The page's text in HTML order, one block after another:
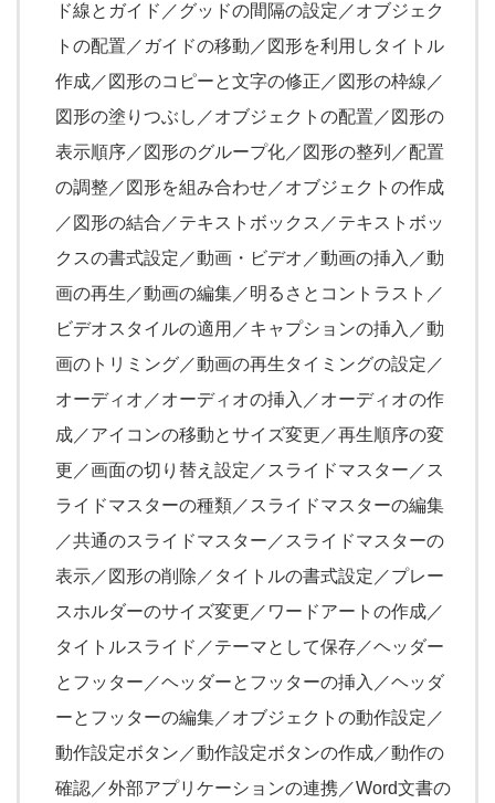
ド線とガイド／グッドの間隔の設定／オブジェク
トの配置／ガイドの移動／図形を利用しタイトル
作成／図形のコピーと文字の修正／図形の枠線／
図形の塗りつぶし／オブジェクトの配置／図形の
表示順序／図形のグループ化／図形の整列／配置
の調整／図形を組み合わせ／オブジェクトの作成
／図形の結合／テキストボックス／テキストボッ
クスの書式設定／動画・ビデオ／動画の挿入／動
画の再生／動画の編集／明るさとコントラスト／
ビデオスタイルの適用／キャプションの挿入／動
画のトリミング／動画の再生タイミングの設定／
オーディオ／オーディオの挿入／オーディオの作
成／アイコンの移動とサイズ変更／再生順序の変
更／画面の切り替え設定／スライドマスター／ス
ライドマスターの種類／スライドマスターの編集
／共通のスライドマスター／スライドマスターの
表示／図形の削除／タイトルの書式設定／プレー
スホルダーのサイズ変更／ワードアートの作成／
タイトルスライド／テーマとして保存／ヘッダー
とフッター／ヘッダーとフッターの挿入／ヘッダ
ーとフッターの編集／オブジェクトの動作設定／
動作設定ボタン／動作設定ボタンの作成／動作の
確認／外部アプリケーションの連携／Word文書の